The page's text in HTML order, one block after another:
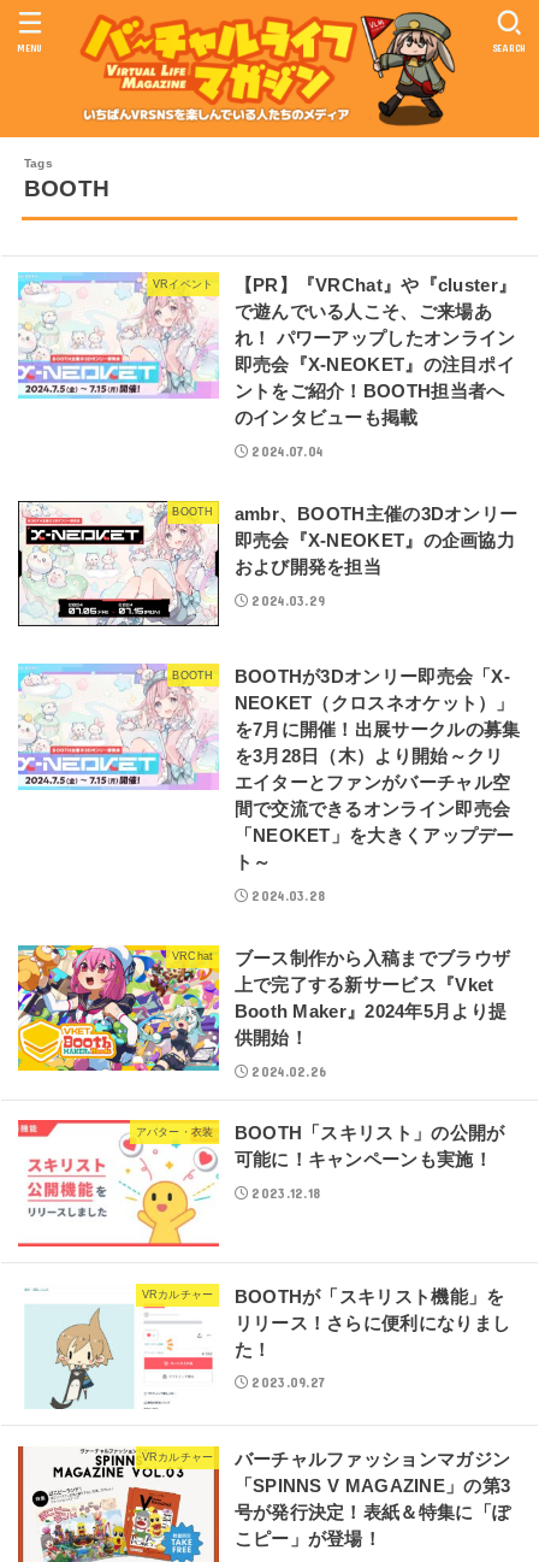
SEARCH
MENU
BOOTH
VRイベント
【PR】『VRChat』や『cluster』
で遊んでいる人こそ、ご来場あ
れ！ パワーアップしたオンライン
即売会『X-NEOKET』の注目ポイ
ントをご紹介！BOOTH担当者へ
のインタビューも掲載
2024.07.04
BOOTH
ambr、BOOTH主催の3Dオンリー
即売会『X-NEOKET』の企画協力
および開発を担当
2024.03.29
BOOTH
BOOTHが3Dオンリー即売会「X-
NEOKET（クロスネオケット）」
を7月に開催！出展サークルの募集
を3月28日（木）より開始～クリ
エイターとファンがバーチャル空
間で交流できるオンライン即売会
「NEOKET」を大きくアップデー
ト～
2024.03.28
VRChat
ブース制作から入稿までブラウザ
上で完了する新サービス『Vket
Booth Maker』2024年5月より提
供開始！
2024.02.26
アバター・衣装
BOOTH「スキリスト」の公開が
可能に！キャンペーンも実施！
2023.12.18
VRカルチャー
BOOTHが「スキリスト機能」を
リリース！さらに便利になりまし
た！
2023.09.27
VRカルチャー
バーチャルファッションマガジン
「SPINNS V MAGAZINE」の第3
号が発行決定！表紙＆特集に「ぽ
こピー」が登場！